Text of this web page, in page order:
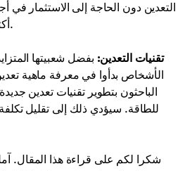
التعدين دون الحاجة إلى الاستثمار في
أكثر سهولة وبأسعار معقولة.
تقنيات التعدين: بفضل شعبيتها
الأشخاص بدأوا في معرفة ماهية
الباحثون بتطوير تقنيات تعدين
للطاقة. سيؤدي ذلك إلى تقليل
شكرا لكم على قراءة هذا المقال.